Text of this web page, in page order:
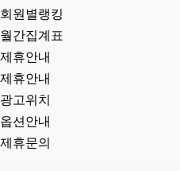
회원별랭킹
월간집계표
제휴안내
제휴안내
광고위치
옵션안내
제휴문의